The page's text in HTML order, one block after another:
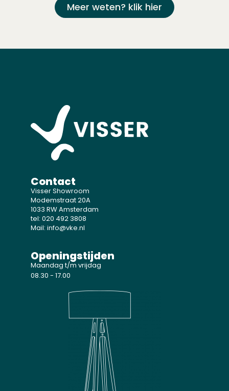
meer weten? klik hier
Contact
Visser Showroom
Modemstraat 20A
1033 RW Amsterdam
tel: 020 492 3808
Mail: info@vke.nl
Openingstijden
Maandag t/m vrijdag
08.30 - 17.00